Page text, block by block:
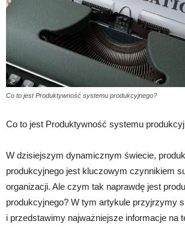
Co to jest Produktywność systemu produkcyjnego?
Co to jest Produktywność systemu
W dzisiejszym dynamicznym świecie,
produkcyjnego jest kluczowym czynnikiem
organizacji. Ale czym tak naprawdę jest
produkcyjnego? W tym artykule przyjrzymy
i przedstawimy najważniejsze informacje na